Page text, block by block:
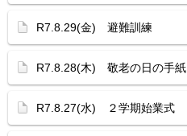
R7.8.29(金) 避難訓練
R7.8.28(木) 敬老の日の手紙
R7.8.27(水) ２学期始業式